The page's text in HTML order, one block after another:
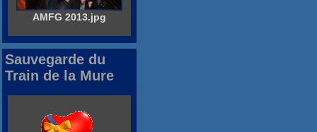
AMFG 2013.jpg
Sauvegarde du
Train de la Mure